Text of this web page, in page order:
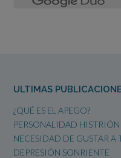
ULTIMAS
¿QUÉ ES EL APEGO?
PERSONALIDAD
NECESIDAD DE GUSTAR
DEPRESIÓN SONRIENTE